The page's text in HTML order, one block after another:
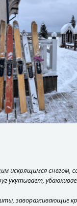
искрящимся снегом,
укутывает,
завораживающие